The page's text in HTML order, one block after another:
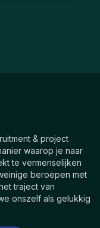
& project
waarop je naar
te vermenselijken
beroepen met
traject van
onszelf als gelukkig